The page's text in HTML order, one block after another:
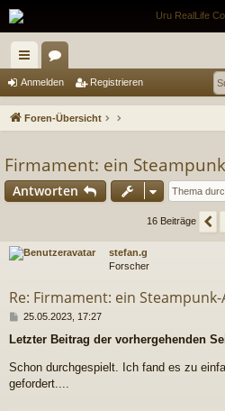
ch
ne
ug
riff
or
en
Anmelden Registrieren
Foren-Übersicht
Firmament: ein
Antworten
16 Beiträge
stefan.g
Forscher
Re: Firmament: ein
B
i
r
a
25.05.2023, 17:27
Letzter Beitrag der vorhergehenden
Schon durchgespielt. Ich fand es zu
gefordert....